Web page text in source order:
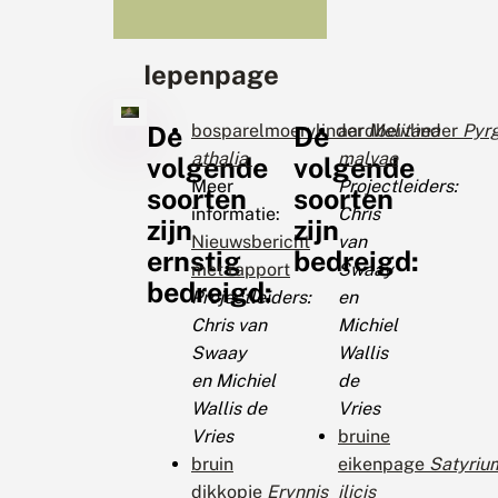
Iepenpage
De
volgende
soorten
zijn
ernstig
bedreigd:
bosparelmoervlinderMelitaea
athalia
Meer
informatie:
Nieuwsbericht
met rapport
Projectleiders:
Chris van
Swaay
en Michiel
Wallis de
Vries
bruin
dikkopje Erynnis
De
volgende
soorten
zijn
bedreigd:
aardbeivlinder
malvae
Projectleiders:
Chris
van
Swaay
en
Michiel
Wallis
de
Vries
bruine
eikenpage
ilicis